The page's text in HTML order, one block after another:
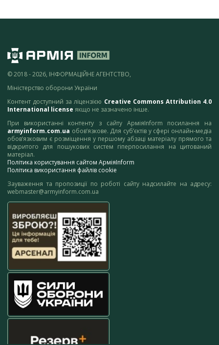
© 2018 - 2026, ІНФОРМАЦІЙНЕ АГЕНТСТВО,
Міністерство оборони України
Контент доступний за ліцензією Creative Commons Attribution 4.0
International license якщо не зазначено інше.
При використанні контенту з сайту АрміяInform посилання на
armyinform.com.ua обов’язкове. Для суб’єктів у сфері онлайн-медіа
обов’язковим є розміщення у першому абзаці матеріалу прямого та
відкритого для пошукових систем гіперпосилання на цитований
матеріал.
Політика користування сайтом АрміяInform
Політика використання файлів cookie
Зауваження та пропозиції по роботі сайту надсилайте на адресу:
webmaster@armyinform.com.ua